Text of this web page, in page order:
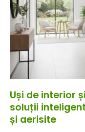
Uși de interior
soluții
și aerisite